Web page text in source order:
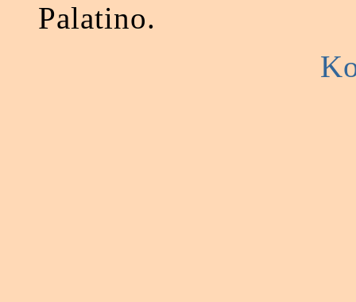
Palatino.